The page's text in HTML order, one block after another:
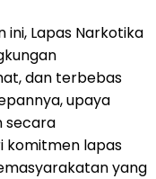
ini, Lapas Narkotika
dan terbebas
upaya
secara
komitmen lapas
yang